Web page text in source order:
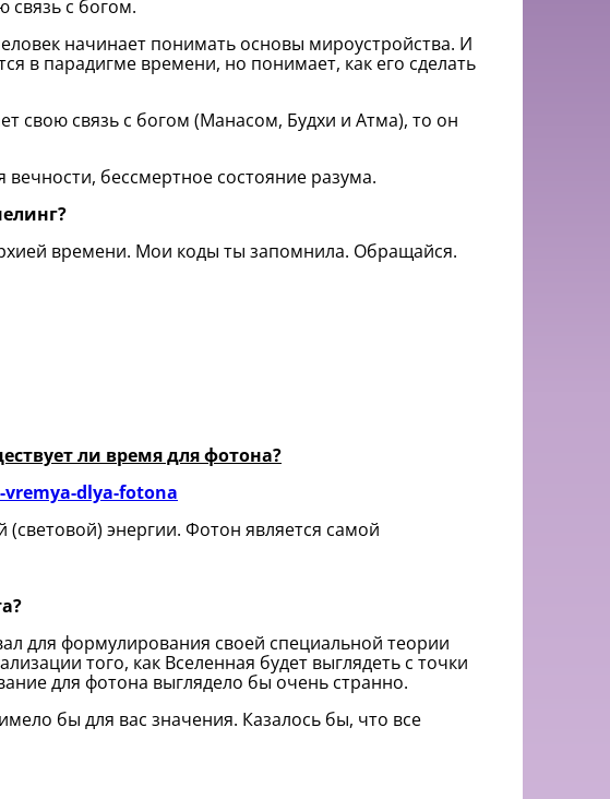
связь с богом.
начинает понимать основы мироустройства. И
в парадигме времени, но понимает, как его сделать
свою связь с богом (Манасом, Будхи и Атма), то он
бессмертное состояние разума.
времени. Мои коды ты запомнила. Обращайся.
ли время для фотона?
dlya-fotona
энергии. Фотон является самой
для формулирования своей специальной теории
того, как Вселенная будет выглядеть с точки
для фотона выглядело бы очень странно.
бы для вас значения. Казалось бы, что все